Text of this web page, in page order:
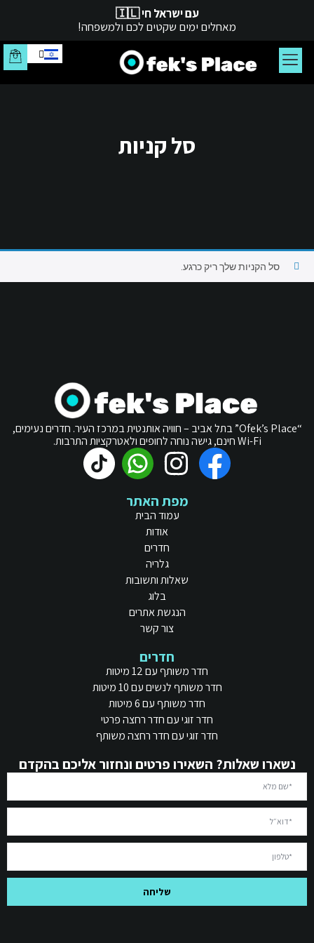
עם ישראל חי 🇮🇱
מאחלים ימים שקטים לכם ולמשפחה!
סל קניות
סל הקניות שלך ריק כרגע.
“Ofek’s Place” בתל אביב – חוויה אותנטית במרכז העיר. חדרים נעימים,
Wi-Fi חינם, גישה נוחה לחופים ולאטרקציות התרבות.
מפת האתר
עמוד הבית
אודות
חדרים
גלריה
שאלות ותשובות
בלוג
הנגשת אתרים
צור קשר
חדרים
חדר משותף עם 12 מיטות
חדר משותף לנשים עם 10 מיטות
חדר משותף עם 6 מיטות
חדר זוגי עם חדר רחצה פרטי
חדר זוגי עם חדר רחצה משותף
נשארו שאלות? השאירו פרטים ונחזור אליכם בהקדם
שליחה